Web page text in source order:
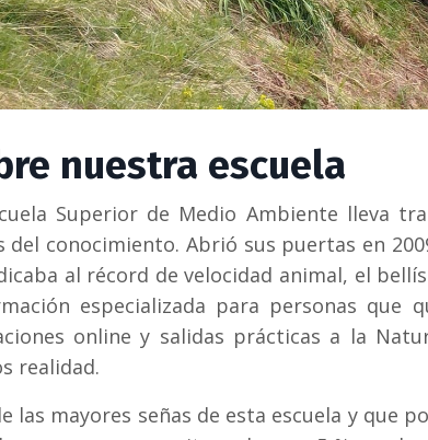
nuestra escuela
Superior de Medio Ambiente lleva
del conocimiento. Abrió sus puertas en
al récord de velocidad animal, el
especializada para personas
online y salidas prácticas a la
realidad.
las mayores señas de esta escuela y que